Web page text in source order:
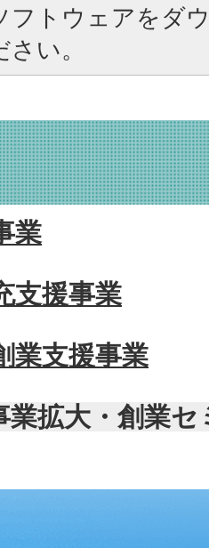
フトウェアをダ
い。
業
支援事業
業支援事業
業拡大・創業